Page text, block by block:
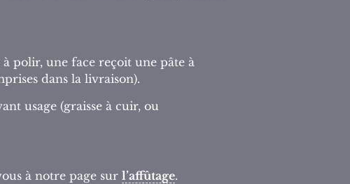
à polir, une face reçoit une pâte à
dans la livraison).
usage (graisse à cuir, ou
à notre page sur l’affûtage.